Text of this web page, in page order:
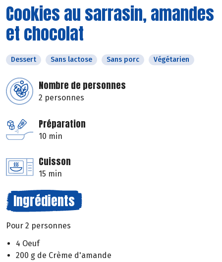
Cookies au sarrasin, amandes
et chocolat
Dessert Sans lactose Sans porc Végétarien
Nombre de personnes
2 personnes
Préparation
10 min
Cuisson
15 min
Ingrédients
Pour 2 personnes
4 Oeuf
200 g de Crème d'amande